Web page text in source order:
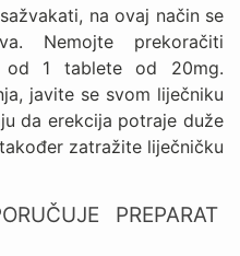
na ovaj način se
Nemojte prekoračiti
od 1 tablete od 20mg.
javite se svom liječniku
da erekcija potraje duže
zatražite liječničku
PREPARAT